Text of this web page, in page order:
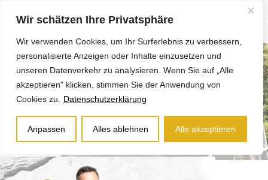
Wir schätzen Ihre Privatsphäre
Wir verwenden Cookies, um Ihr Surferlebnis zu verbessern,
personalisierte Anzeigen oder Inhalte einzusetzen und
unseren Datenverkehr zu analysieren. Wenn Sie auf „Alle
akzeptieren" klicken, stimmen Sie der Anwendung von
Cookies zu.
Datenschutzerklärung
Anpassen Alles ablehnen Alle akzeptieren